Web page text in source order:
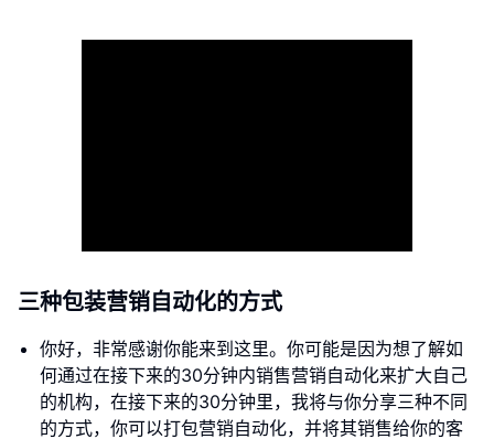
三种包装营销自动化的方式
你好，非常感谢你能来到这里。你可能是因为想了解如
何通过在接下来的30分钟内销售营销自动化来扩大自己
的机构，在接下来的30分钟里，我将与你分享三种不同
的方式，你可以打包营销自动化，并将其销售给你的客